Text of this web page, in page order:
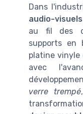
Dans
audio-visuels
au fil des
supports en
platine vinyle
avec
verre trempé